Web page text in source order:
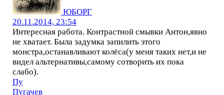
ЮБОРГ
20.11.2014, 23:54
Интересная работа. Контрастной смывки Антон,явно
не хватает. Была задумка запилить этого
монстра,останавливают колёса(у меня таких нет,и не
видел альтернативы,самому сотворить их пока
слабо).
Пу
Пугачев